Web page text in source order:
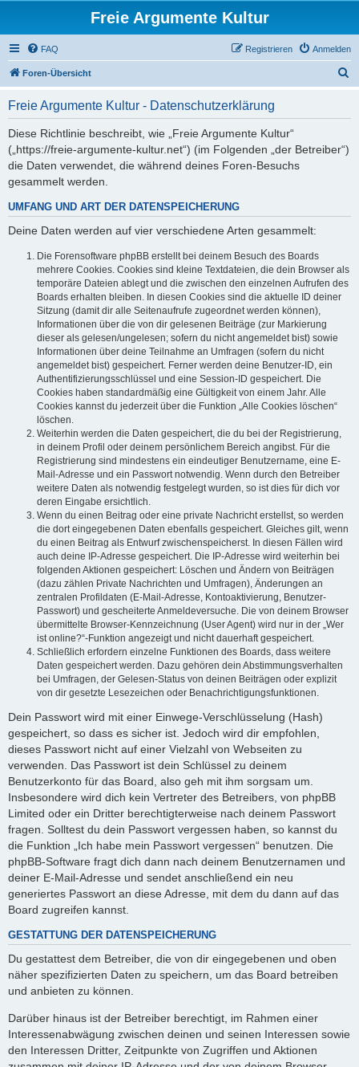
Freie Argumente Kultur
FAQ Anmelden
Registrieren
Foren-Übersicht
Freie Argumente Kultur - Datenschutzerklärung
Diese Richtlinie beschreibt, wie „Freie Argumente Kultur“
(„https://freie-argumente-kultur.net“) (im Folgenden „der Betreiber“)
die Daten verwendet, die während deines Foren-Besuchs
gesammelt werden.
UMFANG UND ART DER DATENSPEICHERUNG
Deine Daten werden auf vier verschiedene Arten gesammelt:
Die Forensoftware phpBB erstellt bei deinem Besuch des Boards
mehrere Cookies. Cookies sind kleine Textdateien, die dein Browser als
temporäre Dateien ablegt und die zwischen den einzelnen Aufrufen des
Boards erhalten bleiben. In diesen Cookies sind die aktuelle ID deiner
Sitzung (damit dir alle Seitenaufrufe zugeordnet werden können),
Informationen über die von dir gelesenen Beiträge (zur Markierung
dieser als gelesen/ungelesen; sofern du nicht angemeldet bist) sowie
Informationen über deine Teilnahme an Umfragen (sofern du nicht
angemeldet bist) gespeichert. Ferner werden deine Benutzer-ID, ein
Authentifizierungsschlüssel und eine Session-ID gespeichert. Die
Cookies haben standardmäßig eine Gültigkeit von einem Jahr. Alle
Cookies kannst du jederzeit über die Funktion „Alle Cookies löschen“
löschen.
Weiterhin werden die Daten gespeichert, die du bei der Registrierung,
in deinem Profil oder deinem persönlichem Bereich angibst. Für die
Registrierung sind mindestens ein eindeutiger Benutzername, eine E-
Mail-Adresse und ein Passwort notwendig. Wenn durch den Betreiber
weitere Daten als notwendig festgelegt wurden, so ist dies für dich vor
deren Eingabe ersichtlich.
Wenn du einen Beitrag oder eine private Nachricht erstellst, so werden
die dort eingegebenen Daten ebenfalls gespeichert. Gleiches gilt, wenn
du einen Beitrag als Entwurf zwischenspeicherst. In diesen Fällen wird
auch deine IP-Adresse gespeichert. Die IP-Adresse wird weiterhin bei
folgenden Aktionen gespeichert: Löschen und Ändern von Beiträgen
(dazu zählen Private Nachrichten und Umfragen), Änderungen an
zentralen Profildaten (E-Mail-Adresse, Kontoaktivierung, Benutzer-
Passwort) und gescheiterte Anmeldeversuche. Die von deinem Browser
übermittelte Browser-Kennzeichnung (User Agent) wird nur in der „Wer
ist online?“-Funktion angezeigt und nicht dauerhaft gespeichert.
Schließlich erfordern einzelne Funktionen des Boards, dass weitere
Daten gespeichert werden. Dazu gehören dein Abstimmungsverhalten
bei Umfragen, der Gelesen-Status von deinen Beiträgen oder explizit
von dir gesetzte Lesezeichen oder Benachrichtigungsfunktionen.
Dein Passwort wird mit einer Einwege-Verschlüsselung (Hash)
gespeichert, so dass es sicher ist. Jedoch wird dir empfohlen,
dieses Passwort nicht auf einer Vielzahl von Webseiten zu
verwenden. Das Passwort ist dein Schlüssel zu deinem
Benutzerkonto für das Board, also geh mit ihm sorgsam um.
Insbesondere wird dich kein Vertreter des Betreibers, von phpBB
Limited oder ein Dritter berechtigterweise nach deinem Passwort
fragen. Solltest du dein Passwort vergessen haben, so kannst du
die Funktion „Ich habe mein Passwort vergessen“ benutzen. Die
phpBB-Software fragt dich dann nach deinem Benutzernamen und
deiner E-Mail-Adresse und sendet anschließend ein neu
generiertes Passwort an diese Adresse, mit dem du dann auf das
Board zugreifen kannst.
GESTATTUNG DER DATENSPEICHERUNG
Du gestattest dem Betreiber, die von dir eingegebenen und oben
näher spezifizierten Daten zu speichern, um das Board betreiben
und anbieten zu können.
Darüber hinaus ist der Betreiber berechtigt, im Rahmen einer
Interessenabwägung zwischen deinen und seinen Interessen sowie
den Interessen Dritter, Zeitpunkte von Zugriffen und Aktionen